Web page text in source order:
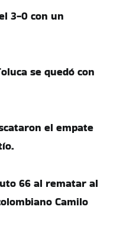
3-0 con un
se quedó con
el empate
66 al rematar al
Camilo